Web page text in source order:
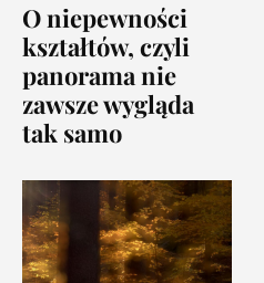
O niepewności
kształtów, czyli
panorama nie
zawsze wygląda
tak samo